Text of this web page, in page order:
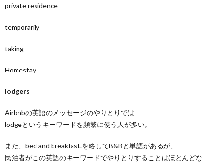
private residence
temporarily
taking
Homestay
lodgers
Airbnbの英語のメッセージのやりとりでは
lodgeというキーワードを頻繁に使う人が多い。
また、bed and breakfast.を略してB&Bと単語があるが、
民泊者がこの英語のキーワードでやりとりすることはほとんどな